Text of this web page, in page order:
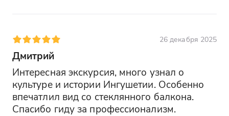
26 декабря 2025
Дмитрий
Интересная экскурсия, много узнал о
культуре и истории Ингушетии. Особенно
впечатлил вид со стеклянного балкона.
Спасибо гиду за профессионализм.